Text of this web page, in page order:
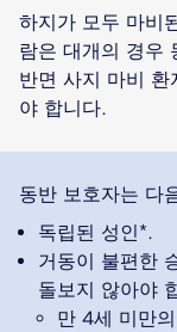
하지가 모두 마비
람은 대개의 경우
반면 사지 마비 환
야 합니다.
독립된 성인*.
거동이 불편한
돌보지 않아야
만 4세 미만